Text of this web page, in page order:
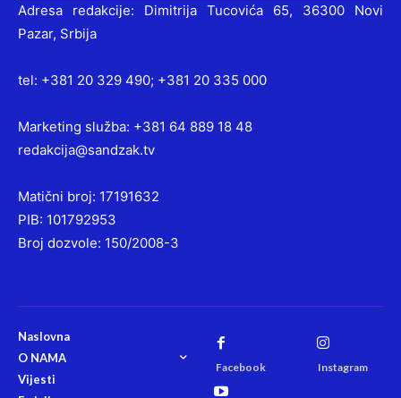
Adresa redakcije: Dimitrija Tucovića 65, 36300 Novi
Pazar, Srbija
tel: +381 20 329 490; +381 20 335 000
Marketing služba: +381 64 889 18 48
redakcija@sandzak.tv
Matični broj: 17191632
PIB: 101792953
Broj dozvole: 150/2008-3
Naslovna
O NAMA
Vijesti
Facebook Instagram